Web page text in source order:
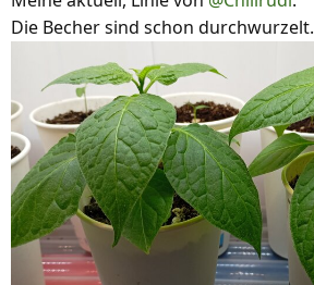
Die Becher sind schon durchwurzelt.